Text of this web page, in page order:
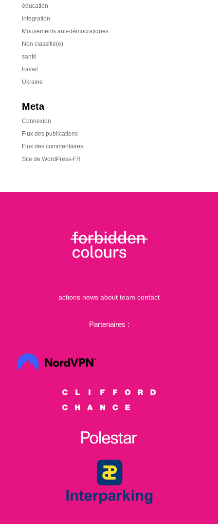
éducation
intégration
Mouvements anti-démocratiques
Non classifié(e)
santé
travail
Ukraine
Meta
Connexion
Flux des publications
Flux des commentaires
Site de WordPress-FR
actions news about team contact
Partenaires :